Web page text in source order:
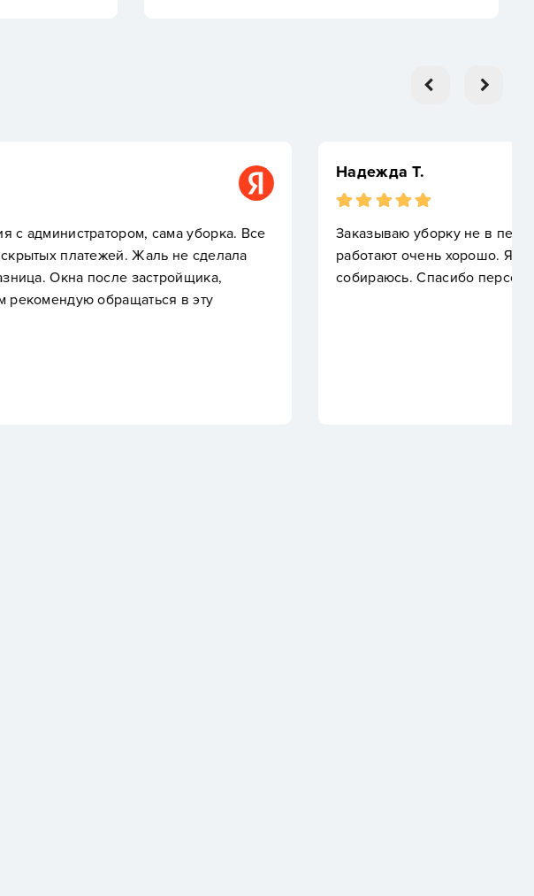
Заказываю уборку не в первый раз. Каждый раз новый клинер. Всегда
работают очень хорошо. Я довольна этой компанией и менять ее не
собираюсь. Спасибо персоналу